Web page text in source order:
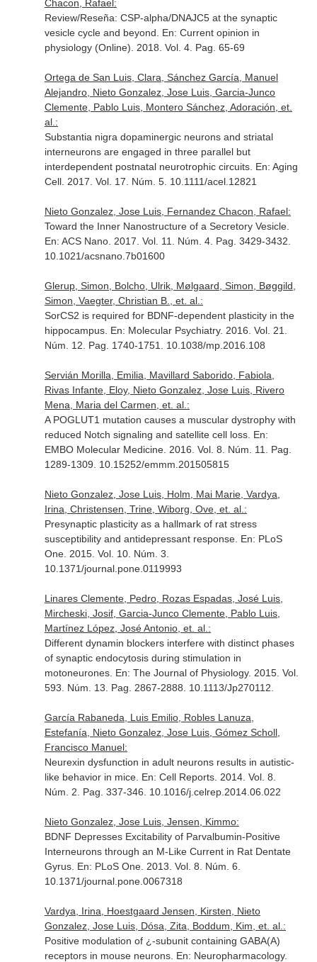
Chacon, Rafael:
Review/Reseña: CSP-alpha/DNAJC5 at the synaptic
vesicle cycle and beyond. En: Current opinion in
physiology (Online) . 2018. Vol. 4. Pag. 65-69
Ortega de San Luis, Clara, Sánchez García, Manuel
Alejandro, Nieto Gonzalez, Jose Luis, Garcia-Junco
Clemente, Pablo Luis, Montero Sánchez, Adoración, et.
al.:
Substantia nigra dopaminergic neurons and striatal
interneurons are engaged in three parallel but
interdependent postnatal neurotrophic circuits. En: Aging
Cell. 2017. Vol. 17. Núm. 5. 10.1111/acel.12821
Nieto Gonzalez, Jose Luis, Fernandez Chacon, Rafael:
Toward the Inner Nanostructure of a Secretory Vesicle.
En: ACS Nano. 2017. Vol. 11. Núm. 4. Pag. 3429-3432.
10.1021/acsnano.7b01600
Glerup, Simon, Bolcho, Ulrik, Mølgaard, Simon, Bøggild,
Simon, Vaegter, Christian B., et. al.:
SorCS2 is required for BDNF-dependent plasticity in the
hippocampus. En: Molecular Psychiatry. 2016. Vol. 21.
Núm. 12. Pag. 1740-1751. 10.1038/mp.2016.108
Servián Morilla, Emilia, Mavillard Saborido, Fabiola,
Rivas Infante, Eloy, Nieto Gonzalez, Jose Luis, Rivero
Mena, Maria del Carmen, et. al.:
A POGLUT1 mutation causes a muscular dystrophy with
reduced Notch signaling and satellite cell loss. En:
EMBO Molecular Medicine. 2016. Vol. 8. Núm. 11. Pag.
1289-1309. 10.15252/emmm.201505815
Nieto Gonzalez, Jose Luis, Holm, Mai Marie, Vardya,
Irina, Christensen, Trine, Wiborg, Ove, et. al.:
Presynaptic plasticity as a hallmark of rat stress
susceptibility and antidepressant response. En: PLoS
One. 2015. Vol. 10. Núm. 3.
10.1371/journal.pone.0119993
Linares Clemente, Pedro, Rozas Espadas, José Luis,
Mircheski, Josif, Garcia-Junco Clemente, Pablo Luis,
Martínez López, José Antonio, et. al.:
Different dynamin blockers interfere with distinct phases
of synaptic endocytosis during stimulation in
motoneurones. En: The Journal of Physiology. 2015. Vol.
593. Núm. 13. Pag. 2867-2888. 10.1113/Jp270112.
García Rabaneda, Luis Emilio, Robles Lanuza,
Estefanía, Nieto Gonzalez, Jose Luis, Gómez Scholl,
Francisco Manuel:
Neurexin dysfunction in adult neurons results in autistic-
like behavior in mice. En: Cell Reports. 2014. Vol. 8.
Núm. 2. Pag. 337-346. 10.1016/j.celrep.2014.06.022
Nieto Gonzalez, Jose Luis, Jensen, Kimmo:
BDNF Depresses Excitability of Parvalbumin-Positive
Interneurons through an M-Like Current in Rat Dentate
Gyrus. En: PLoS One. 2013. Vol. 8. Núm. 6.
10.1371/journal.pone.0067318
Vardya, Irina, Hoestgaard Jensen, Kirsten, Nieto
Gonzalez, Jose Luis, Dósa, Zita, Boddum, Kim, et. al.:
Positive modulation of ¿-subunit containing GABA(A)
receptors in mouse neurons. En: Neuropharmacology.